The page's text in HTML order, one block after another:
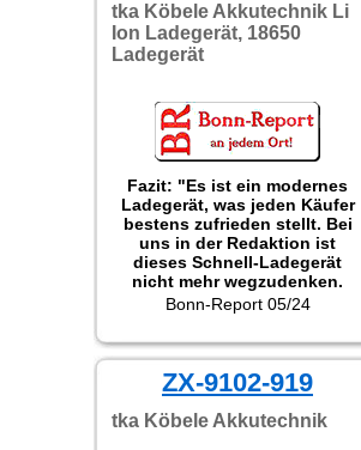
tka Köbele Akkutechnik Li
Ion Ladegerät, 18650
Ladegerät
Fazit: "Es ist ein modernes
Ladegerät, was jeden Käufer
bestens zufrieden stellt. Bei
uns in der Redaktion ist
dieses Schnell-Ladegerät
nicht mehr wegzudenken.
Auch bei Urlaubsreisen sollte
dieser Auflader nicht fehlen."
Bonn-Report 05/24
ZX-9102-919
tka Köbele Akkutechnik